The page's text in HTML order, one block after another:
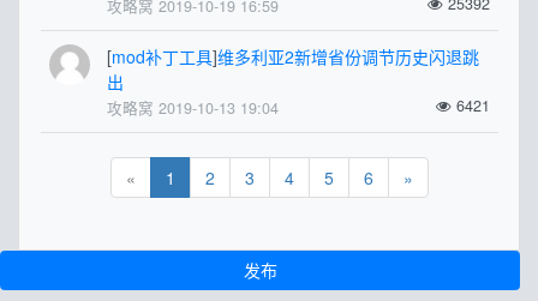
攻略窝 2019-10-19 16:59
[mod补丁工具]维多利亚2新增省份调节历史闪退跳
出
攻略窝 2019-10-13 19:04 6421
« 1 2 3 4 5 6 »
发布